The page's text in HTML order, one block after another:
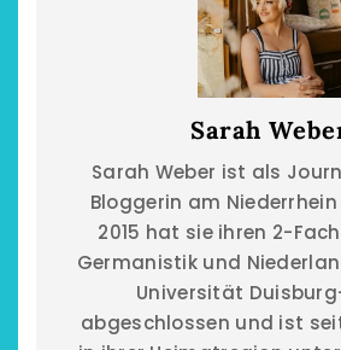
Sarah
Sarah Weber ist als
Bloggerin am
2015 hat sie ihren 2-
Germanistik und
Universität
abgeschlossen und ist